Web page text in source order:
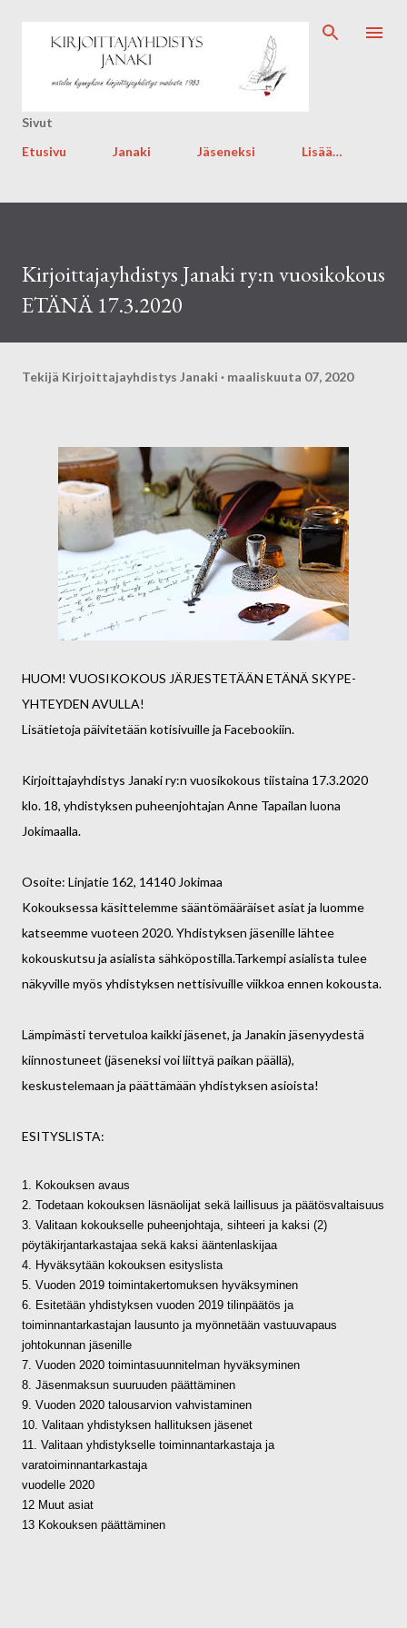
Sivut
Etusivu
Janaki Jäseneksi Lisää…
Kirjoittajayhdistys Janaki ry:n vuosikokous
ETÄNÄ 17.3.2020
Tekijä Kirjoittajayhdistys Janaki maaliskuuta 07, 2020
HUOM! VUOSIKOKOUS JÄRJESTETÄÄN ETÄNÄ SKYPE-
YHTEYDEN AVULLA!
Lisätietoja päivitetään kotisivuille ja Facebookiin.
Kirjoittajayhdistys Janaki ry:n vuosikokous tiistaina 17.3.2020
klo. 18, yhdistyksen puheenjohtajan Anne Tapailan luona
Jokimaalla.
Osoite: Linjatie 162, 14140 Jokimaa
Kokouksessa käsittelemme sääntömääräiset asiat ja luomme
katseemme vuoteen 2020. Yhdistyksen jäsenille lähtee
kokouskutsu ja asialista sähköpostilla.Tarkempi asialista tulee
näkyville myös yhdistyksen nettisivuille viikkoa ennen kokousta.
Lämpimästi tervetuloa kaikki jäsenet, ja Janakin jäsenyydestä
kiinnostuneet (jäseneksi voi liittyä paikan päällä),
keskustelemaan ja päättämään yhdistyksen asioista!
ESITYSLISTA:
1. Kokouksen avaus
2. Todetaan kokouksen läsnäolijat sekä laillisuus ja päätösvaltaisuus
3. Valitaan kokoukselle puheenjohtaja, sihteeri ja kaksi (2)
pöytäkirjantarkastajaa sekä kaksi ääntenlaskijaa
4. Hyväksytään kokouksen esityslista
5. Vuoden 2019 toimintakertomuksen hyväksyminen
6. Esitetään yhdistyksen vuoden 2019 tilinpäätös ja
toiminnantarkastajan lausunto ja myönnetään vastuuvapaus
johtokunnan jäsenille
7. Vuoden 2020 toimintasuunnitelman hyväksyminen
8. Jäsenmaksun suuruuden päättäminen
9. Vuoden 2020 talousarvion vahvistaminen
10. Valitaan yhdistyksen hallituksen jäsenet
11. Valitaan yhdistykselle toiminnantarkastaja ja
varatoiminnantarkastaja
vuodelle 2020
12 Muut asiat
13 Kokouksen päättäminen